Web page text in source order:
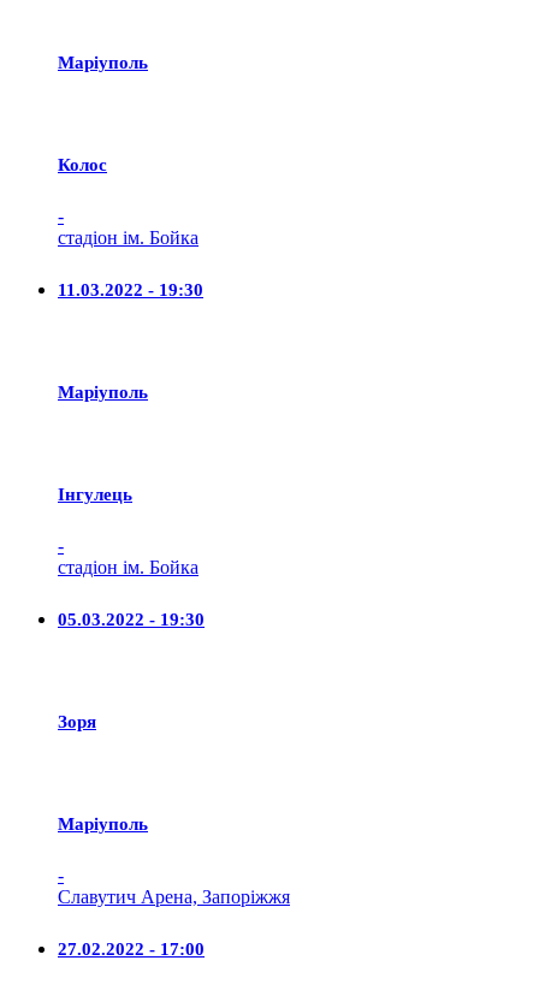
Маріуполь
Колос
-
стадіон ім. Бойка
11.03.2022 - 19:30
Маріуполь
Iнгулець
-
стадіон ім. Бойка
05.03.2022 - 19:30
Зоря
Маріуполь
-
Славутич Арена, Запоріжжя
27.02.2022 - 17:00